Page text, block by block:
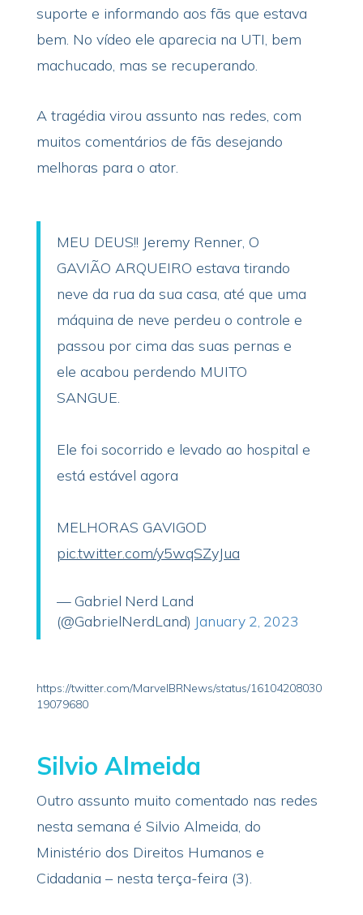
suporte e informando aos fãs que estava
bem. No vídeo ele aparecia na UTI, bem
machucado, mas se recuperando.
A tragédia virou assunto nas redes, com
muitos comentários de fãs desejando
melhoras para o ator.
MEU DEUS!! Jeremy Renner, O
GAVIÃO ARQUEIRO estava tirando
neve da rua da sua casa, até que uma
máquina de neve perdeu o controle e
passou por cima das suas pernas e
ele acabou perdendo MUITO
SANGUE.
Ele foi socorrido e levado ao hospital e
está estável agora
MELHORAS GAVIGOD
pic.twitter.com/y5wqSZyJua
— Gabriel Nerd Land
(@GabrielNerdLand) January 2, 2023
https://twitter.com/MarvelBRNews/status/16104208030
19079680
Silvio Almeida
Outro assunto muito comentado nas redes
nesta semana é Silvio Almeida, do
Ministério dos Direitos Humanos e
Cidadania – nesta terça-feira (3).